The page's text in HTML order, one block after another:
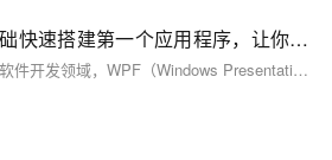
WPF入门实战：零基础快速搭建第一个应用程序，让你的开发之旅更上一层楼！
【8月更文挑战第31天】在软件开发领域，WPF（Windows Presentation Foundation）是一种流行的图形界面技术，用于创建桌面应用程序。本文详细介绍如何快速搭建首个WPF应用，包括安装.NET Framework和Visual Studio、理解基础概念、创建新项目、设计界面、添加逻辑及运行调试等关键步骤，帮助初学者顺利入门并完成简单应用的开发。